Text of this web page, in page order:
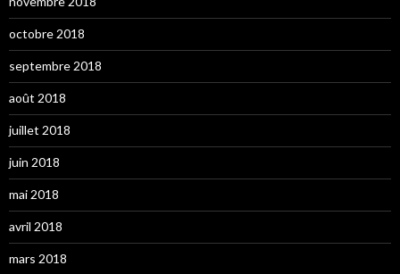
octobre 2018
septembre 2018
août 2018
juillet 2018
juin 2018
mai 2018
avril 2018
mars 2018